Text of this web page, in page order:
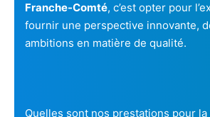
Franche-Comté, c’est opter pour
fournir une perspective innovante,
ambitions en matière de qualité.
Quelles sont nos prestations pour la